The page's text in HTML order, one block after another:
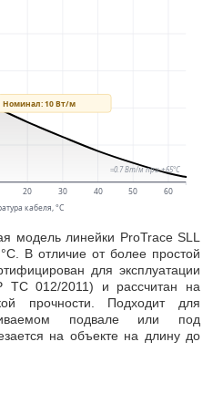
модель линейки ProTrace SLL
В отличие от более простой
для эксплуатации
ТС 012/2011) и рассчитан на
прочности. Подходит для
подвале или под
на объекте на длину до